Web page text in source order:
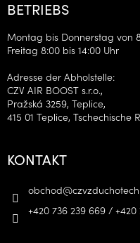
BETRIEBS
Montag bis Donnerstag von
Freitag 8:00 bis 14:00 Uhr
Adresse der Abholstelle:
CZV AIR BOOST s.r.o.,
Pražská 3259, Teplice,
415 01 Teplice, Tschechische
KONTAKT
obchod@
+420 736 239 669 / +420